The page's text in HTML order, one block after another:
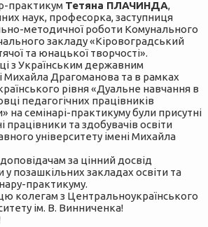
практикум Тетяна ПЛАЧИНДА,
наук, професорка, заступниця
методичної роботи Комунального
закладу «Кіровоградський
та юнацької творчості».
з Українським державним
Михайла Драгоманова та в рамках
рівня «Дуальне навчання в
педагогічних працівників
на семінарі-практикуму були присутні
працівники та здобувачів освіти
університету імені Михайла
за цінний досвід
у позашкільних закладах освіти та
практикуму.
колегам з Центральноукраїнського
ім. В. Винниченка!